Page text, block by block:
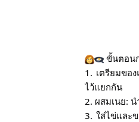
ขั้นตอน
1. เตรียมขอ
ไว้แยกกัน
2. ผสมเนย:
3. ใส่ไข่และ